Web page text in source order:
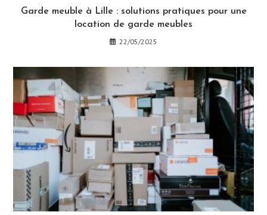
Garde meuble à Lille : solutions pratiques pour une
location de garde meubles
22/05/2025